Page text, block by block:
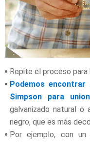
Repite el proceso para
Podemos
Simpson para
galvanizado natural o
negro, que es más
Por ejemplo, con